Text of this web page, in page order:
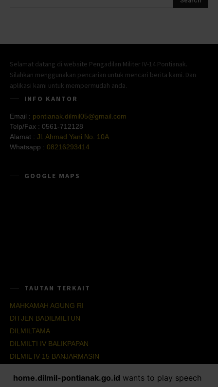
Selamat datang di website Pengadilan Militer IV-14 Pontianak.
Silahkan menggunakan pencarian untuk mencari berita kami. Dan
aplikasi kami untuk mempermudah anda.
INFO KANTOR
Email : pontianak.dilmil05@gmail.com
Telp/Fax : 0561-712128
Alamat : Jl. Ahmad Yani No. 10A
Whatsapp : 08216293414
GOOGLE MAPS
TAUTAN TERKAIT
MAHKAMAH AGUNG RI
DITJEN BADILMILTUN
DILMILTAMA
DILMILTI IV BALIKPAPAN
DILMIL IV-15 BANJARMASIN
home.dilmil-pontianak.go.id wants to play speech